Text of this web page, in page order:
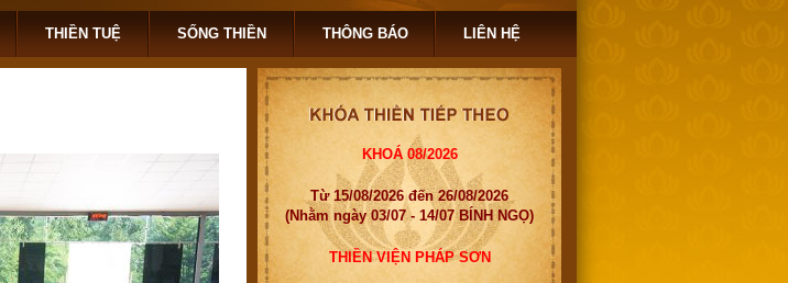
THIỀN TUỆ SỐNG THIỀN THÔNG BÁO LIÊN HỆ
KHOÁ 08/2026
Từ 15/08/2026 đến 26/08/2026
(Nhằm ngày 03/07 - 14/07 BÍNH NGỌ)
THIỀN VIỆN PHÁP SƠN